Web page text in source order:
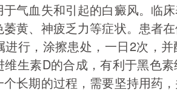
气血失和引起的白癜风。临
黄、神疲乏力等症状。患者
进行，涂擦患处，一日2次，
生素D的合成，有利于黑色
长期的过程，需要坚持用药